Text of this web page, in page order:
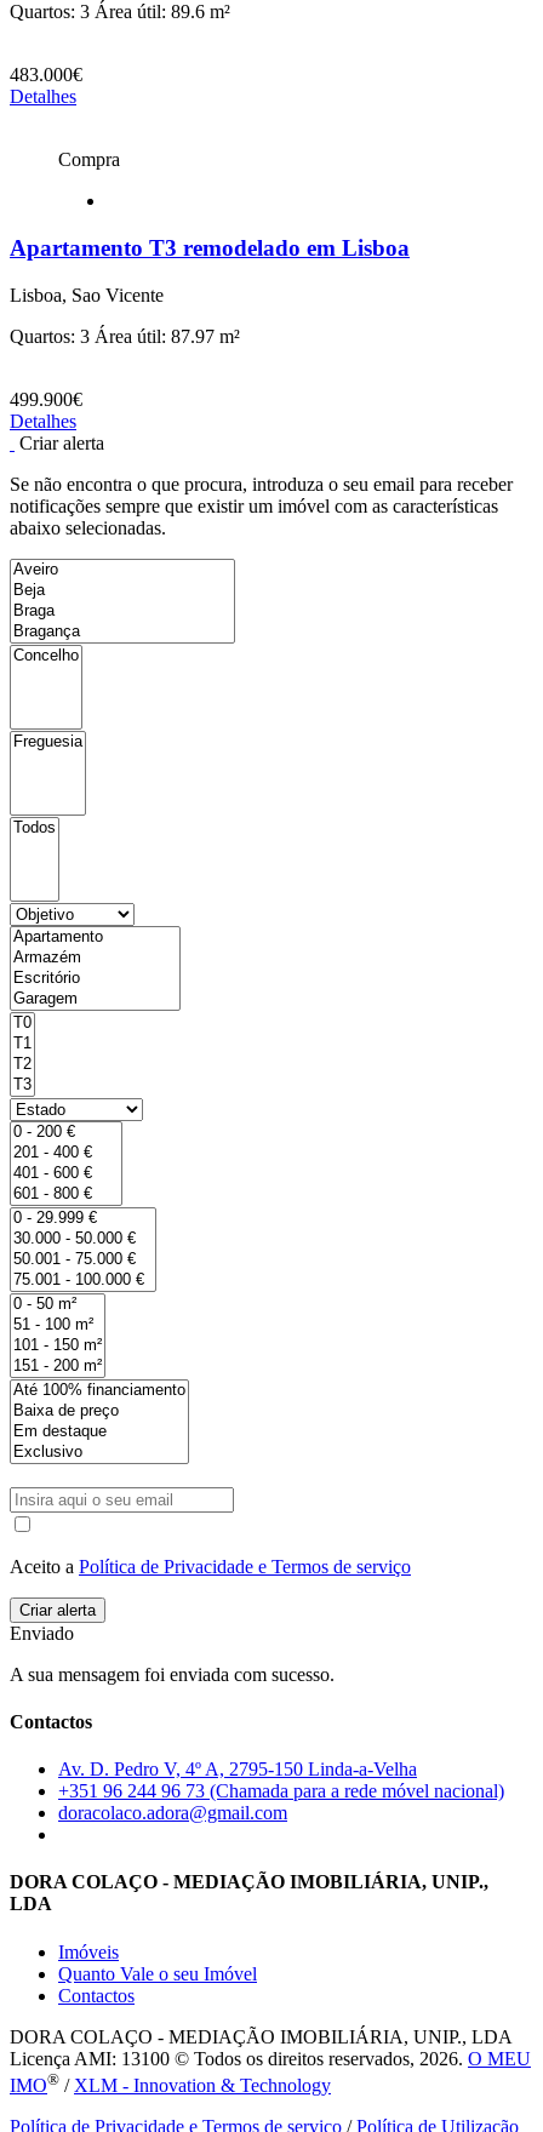
Quartos: 3 Área útil: 89.6 m²
483.000€
Detalhes
Compra
Apartamento T3 remodelado em Lisboa
Lisboa, Sao Vicente
Quartos: 3 Área útil: 87.97 m²
499.900€
Detalhes
Criar alerta
Se não encontra o que procura, introduza o seu email para receber
notificações sempre que existir um imóvel com as características
abaixo selecionadas.
Aceito a Política de Privacidade e Termos de serviço
Enviado
A sua mensagem foi enviada com sucesso.
Contactos
Av. D. Pedro V, 4º A, 2795-150 Linda-a-Velha
+351 96 244 96 73 (Chamada para a rede móvel nacional)
doracolaco.adora@gmail.com
DORA COLAÇO - MEDIAÇÃO IMOBILIÁRIA, UNIP.,
LDA
Imóveis
Quanto Vale o seu Imóvel
Contactos
DORA COLAÇO - MEDIAÇÃO IMOBILIÁRIA, UNIP., LDA
Licença AMI: 13100 © Todos os direitos reservados, 2026. O MEU
IMO® / XLM - Innovation & Technology
Política de Privacidade e Termos de serviço /Política de Utilização